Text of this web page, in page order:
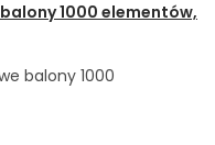
1000 elementów,
balony 1000